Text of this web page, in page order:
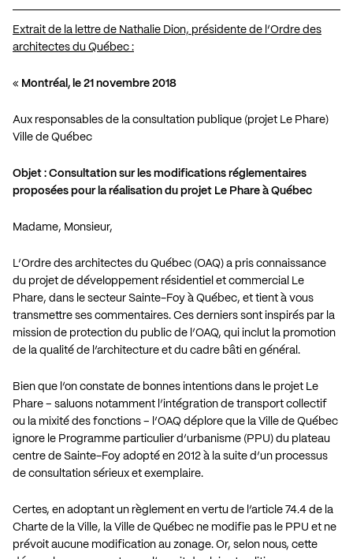
Extrait de la lettre de Nathalie Dion, présidente de l’Ordre des
architectes du Québec :
« Montréal, le 21 novembre 2018
Aux responsables de la consultation publique (projet Le Phare)
Ville de Québec
Objet : Consultation sur les modifications réglementaires
proposées pour la réalisation du projet Le Phare à Québec
Madame, Monsieur,
L’Ordre des architectes du Québec (OAQ) a pris connaissance
du projet de développement résidentiel et commercial Le
Phare, dans le secteur Sainte-Foy à Québec, et tient à vous
transmettre ses commentaires. Ces derniers sont inspirés par la
mission de protection du public de l’OAQ, qui inclut la promotion
de la qualité de l’architecture et du cadre bâti en général.
Bien que l’on constate de bonnes intentions dans le projet Le
Phare – saluons notamment l’intégration de transport collectif
ou la mixité des fonctions – l’OAQ déplore que la Ville de Québec
ignore le Programme particulier d’urbanisme (PPU) du plateau
centre de Sainte-Foy adopté en 2012 à la suite d’un processus
de consultation sérieux et exemplaire.
Certes, en adoptant un règlement en vertu de l’article 74.4 de la
Charte de la Ville, la Ville de Québec ne modifie pas le PPU et ne
prévoit aucune modification au zonage. Or, selon nous, cette